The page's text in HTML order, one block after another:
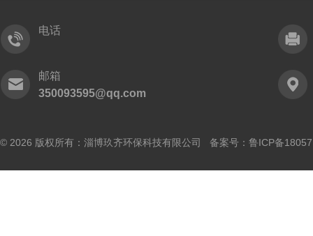
电话
邮箱
350093595@qq.com
© 2026 版权所有：淄博玖齐环保科技有限公司 备案号： 鲁ICP备